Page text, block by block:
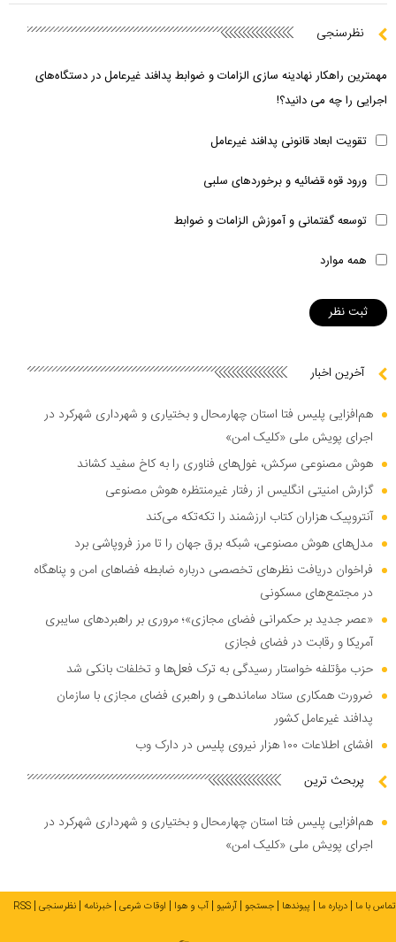
نظرسنجی
مهمترین راهکار نهادینه سازی الزامات و ضوابط پدافند غیرعامل در دستگاه‌های
اجرایی را چه می دانید؟!
تقویت ابعاد قانونی پدافند غیرعامل
ورود قوه قضائیه و برخوردهای سلبی
توسعه گفتمانی و آموزش الزامات و ضوابط
همه موارد
آخرین اخبار
هم‌افزایی پلیس فتا استان چهارمحال و بختیاری و شهرداری شهرکرد در
اجرای پویش ملی «کلیک امن»
هوش مصنوعی سرکش، غول‌های فناوری را به کاخ سفید کشاند
گزارش امنیتی انگلیس از رفتار غیرمنتظره هوش مصنوعی
آنتروپیک هزاران کتاب ارزشمند را تکه‌تکه می‌کند
مدل‌های هوش مصنوعی، شبکه برق جهان را تا مرز فروپاشی برد
فراخوان دریافت نظر‌های تخصصی درباره ضابطه فضا‌های امن و پناهگاه
در مجتمع‌های مسکونی
«عصر جدید بر حکمرانی فضای مجازی»؛ مروری بر راهبرد‌های سایبری
آمریکا و رقابت در فضای فجازی
حزب مؤتلفه خواستار رسیدگی به ترک فعل‌ها و تخلفات بانکی شد
ضرورت همکاری ستاد ساماندهی و راهبری فضای مجازی با سازمان
پدافند غیرعامل کشور
افشای اطلاعات ۱۰۰ هزار نیروی پلیس در دارک وب
پربحث ترین
هم‌افزایی پلیس فتا استان چهارمحال و بختیاری و شهرداری شهرکرد در
اجرای پویش ملی «کلیک امن»
تماس با ما درباره ما پیوندها جستجو آرشیو آب و هوا اوقات شرعی خبرنامه نظرسنجی RSS